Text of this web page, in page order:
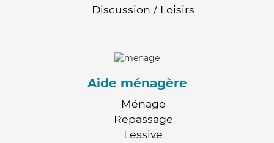
Discussion / Loisirs
Aide ménagère
Ménage
Repassage
Lessive